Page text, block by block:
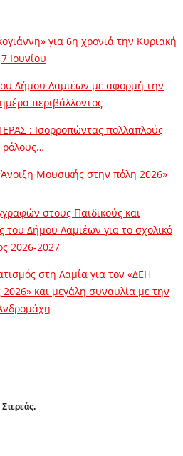
για 6η χρονιά την Κυριακή
7 Ιουνίου
Δήμου Λαμιέων με αφορμή την
περιβάλλοντος
: Ισορροπώντας πολλαπλούς
ρόλους…
Μουσικής στην πόλη 2026»
στους Παιδικούς και
του Δήμου Λαμιέων για το σχολικό
2026-2027
στη Λαμία για τον «ΔΕΗ
και μεγάλη συναυλία με την